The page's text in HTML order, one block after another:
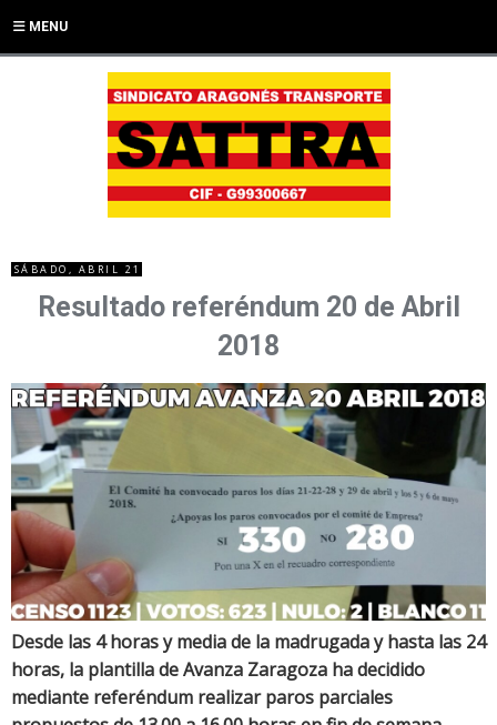
MENU
SÁBADO, ABRIL 21
Resultado referéndum 20 de Abril
2018
Desde las 4 horas y media de la madrugada y hasta las 24
horas, la plantilla de Avanza Zaragoza ha decidido
mediante referéndum realizar paros parciales